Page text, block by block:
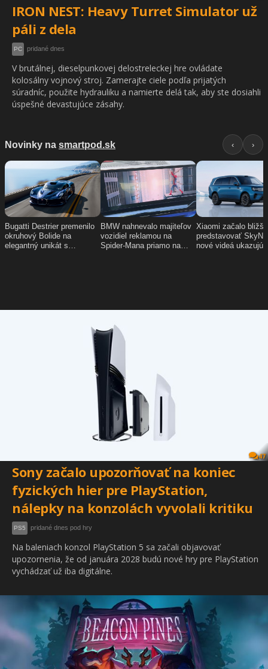
IRON NEST: Heavy Turret Simulator už
páli z dela
PC pridané dnes
V brutálnej, dieselpunkovej delostreleckej hre ovládate
kolosálny vojnový stroj. Zamerajte ciele podľa prijatých
súradníc, použite hydrauliku a namierte delá tak, aby ste dosiahli
úspešné devastujúce zásahy.
47
Sony začalo upozorňovať na koniec
fyzických hier pre PlayStation,
nálepky na konzolách vyvolali kritiku
PS5 pridané dnes pod hry
Na baleniach konzol PlayStation 5 sa začali objavovať
upozornenia, že od januára 2028 budú nové hry pre PlayStation
vychádzať už iba digitálne.